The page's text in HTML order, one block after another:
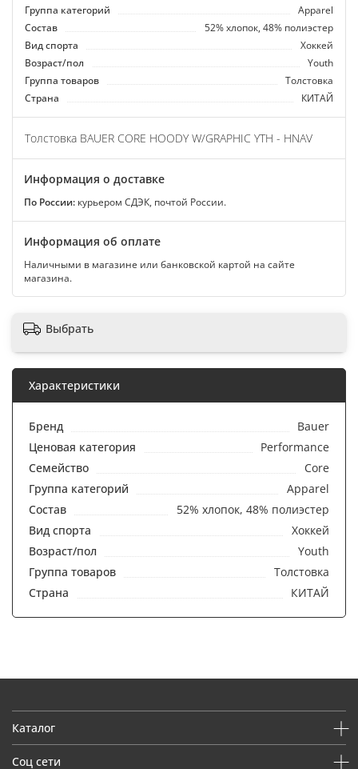
Группа категорий
Apparel
Состав
52% хлопок, 48% полиэстер
Вид спорта
Хоккей
Возраст/пол
Youth
Группа товаров
Толстовка
Страна
КИТАЙ
Толстовка BAUER CORE HOODY W/GRAPHIC YTH - HNAV
Информация о доставке
По России: курьером СДЭК, почтой России.
Информация об оплате
Наличными в магазине или банковской картой на сайте
магазина.
Выбрать
Характеристики
Бренд
Bauer
Ценовая категория
Performance
Семейство
Core
Группа категорий
Apparel
Состав
52% хлопок, 48% полиэстер
Вид спорта
Хоккей
Возраст/пол
Youth
Группа товаров
Толстовка
Страна
КИТАЙ
Каталог
Соц сети